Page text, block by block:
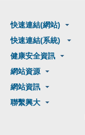
快速連結(網站)
快速連結(系統)
健康安全資訊
網站資源
網站資訊
聯繫興大